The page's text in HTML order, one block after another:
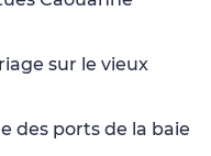
sur le vieux
des ports de la baie